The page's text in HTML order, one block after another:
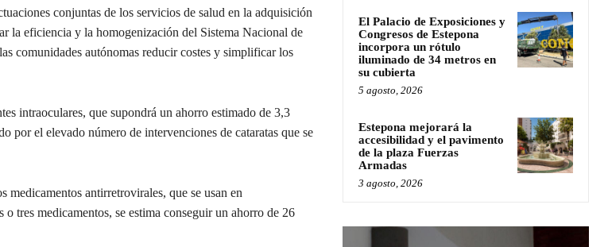
conjuntas de los servicios de salud en la adquisición
la eficiencia y la homogenización del Sistema Nacional de
comunidades autónomas reducir costes y simplificar los
intraoculares, que supondrá un ahorro estimado de 3,3
por el elevado número de intervenciones de cataratas que se
medicamentos antirretrovirales, que se usan en
o tres medicamentos, se estima conseguir un ahorro de 26
El Palacio de Exposiciones y
Congresos de Estepona
incorpora un rótulo
iluminado de 34 metros en
su cubierta
5 agosto, 2026
Estepona mejorará la
accesibilidad y el pavimento
de la plaza Fuerzas
Armadas
3 agosto, 2026